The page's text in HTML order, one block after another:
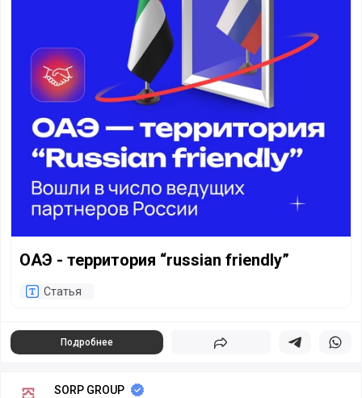
ОАЭ - территория “russian friendly”
Статья
Подробнее Поделиться Поделиться в
SORP GROUP